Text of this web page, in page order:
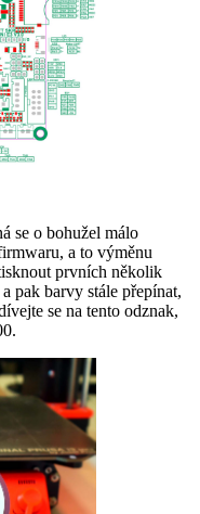
se o bohužel málo
a to výměnu
prvních několik
pak barvy stále přepínat,
se na tento odznak,